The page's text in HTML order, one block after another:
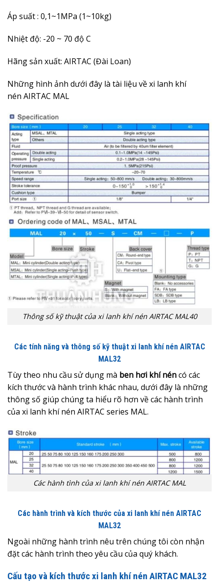
Áp suất : 0,1~1MPa (1~10kg)
Nhiệt độ: -20 ~ 70 độ C
Hãng sản xuất: AIRTAC (Đài Loan)
Những hình ảnh dưới đây là tài liệu về xi lanh khí
nén AIRTAC MAL
Thông số kỹ thuật của xi lanh khí nén AIRTAC MAL40
Các tính năng và thông số kỹ thuật xi lanh khí nén AIRTAC
MAL32
Tùy theo nhu cầu sử dụng mà ben hơi khí néncó các
kích thước và hành trình khác nhau, dưới đây là những
thông số giúp chúng ta hiểu rõ hơn về các hành trình
của xi lanh khí nén AIRTAC series MAL.
Các hành tình của xi lanh khí nén AIRTAC MAL
Các hành trình và kích thước của xi lanh khí nén AIRTAC
MAL32
Ngoài những hành trình nêu trên chúng tôi còn nhận
đặt các hành trình theo yêu cầu của quý khách.
Cấu tạo và kích thước xi lanh khí nén AIRTAC MAL32